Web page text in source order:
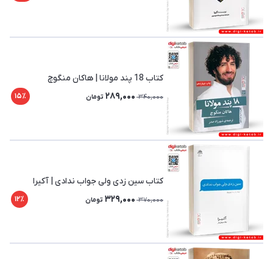
کتاب 18 پند مولانا | هاکان منگوچ
340,000
289,000 تومان 15٪
کتاب سین زدی ولی جواب ندادی | آکیرا
370,000
329,000 تومان 12٪